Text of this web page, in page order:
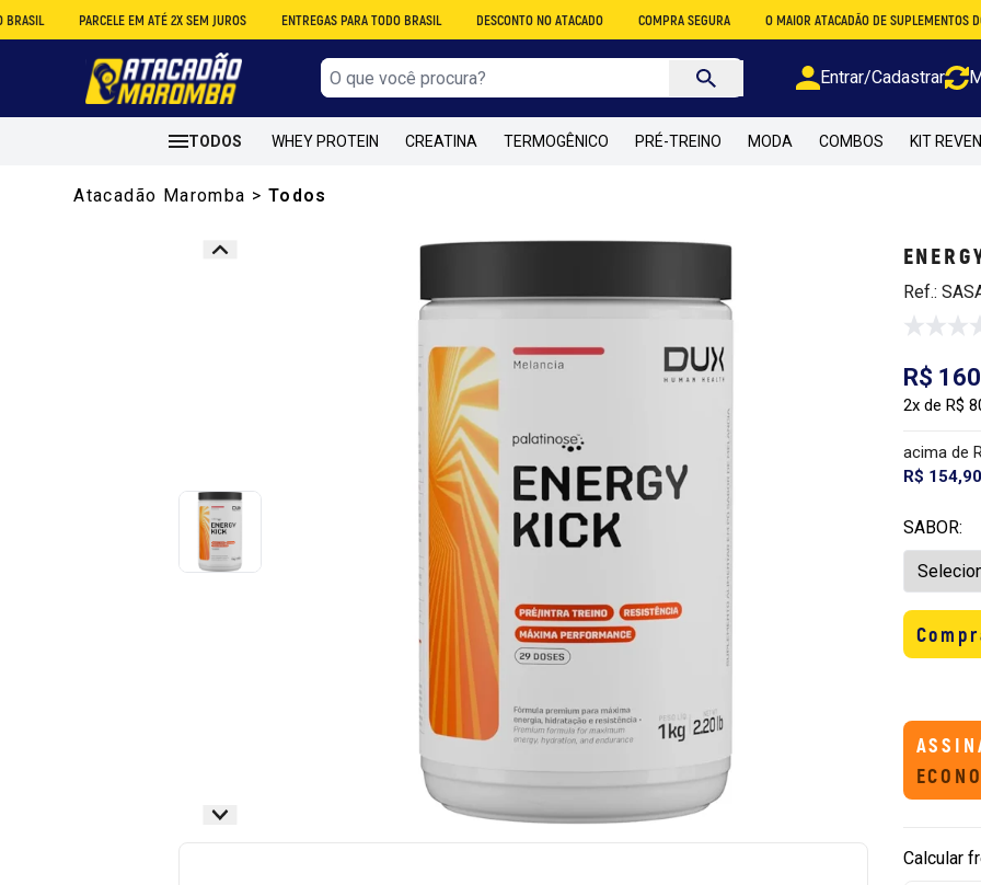
PARCELE EM ATÉ 2X SEM JUROS ENTREGAS PARA TODO BRASIL DESCONTO NO ATACADO COMPRA SEGURA O MAIOR ATACADÃO DE SUPLEMENTOS DO BRASIL
Entrar/Cadastrar
TODOS WHEY PROTEIN CREATINA TERMOGÊNICO PRÉ-TREINO MODA COMBOS KIT
Atacadão Maromba > Todos
Ref.:
R$
2x de R$
acima de
R$ 154,90
SABOR:
Calcular